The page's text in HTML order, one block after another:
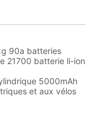
90a batteries
21700 batterie li-ion
5000mAh
et aux vélos